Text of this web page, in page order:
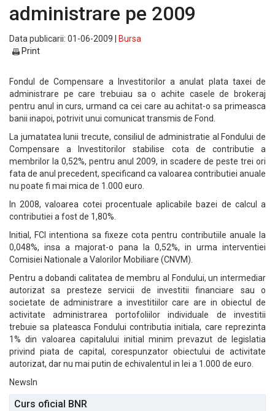
administrare pe 2009
Data publicarii: 01-06-2009 |
Bursa
Print
Fondul de Compensare a Investitorilor a anulat plata taxei de
administrare pe care trebuiau sa o achite casele de brokeraj
pentru anul in curs, urmand ca cei care au achitat-o sa primeasca
banii inapoi, potrivit unui comunicat transmis de Fond.
La jumatatea lunii trecute, consiliul de administratie al Fondului de
Compensare a Investitorilor stabilise cota de contributie a
membrilor la 0,52%, pentru anul 2009, in scadere de peste trei ori
fata de anul precedent, specificand ca valoarea contributiei anuale
nu poate fi mai mica de 1.000 euro.
In 2008, valoarea cotei procentuale aplicabile bazei de calcul a
contributiei a fost de 1,80%.
Initial, FCI intentiona sa fixeze cota pentru contributiile anuale la
0,048%, insa a majorat-o pana la 0,52%, in urma interventiei
Comisiei Nationale a Valorilor Mobiliare (CNVM).
Pentru a dobandi calitatea de membru al Fondului, un intermediar
autorizat sa presteze servicii de investitii financiare sau o
societate de administrare a investitiilor care are in obiectul de
activitate administrarea portofoliilor individuale de investitii
trebuie sa plateasca Fondului contributia initiala, care reprezinta
1% din valoarea capitalului initial minim prevazut de legislatia
privind piata de capital, corespunzator obiectului de activitate
autorizat, dar nu mai putin de echivalentul in lei a 1.000 de euro.
NewsIn
Curs oficial BNR